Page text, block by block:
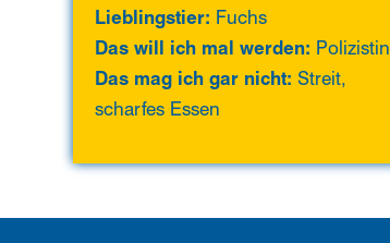
Lieblingstier: Fuchs
Das will ich mal werden: Polizistin
Das mag ich gar nicht: Streit,
scharfes Essen